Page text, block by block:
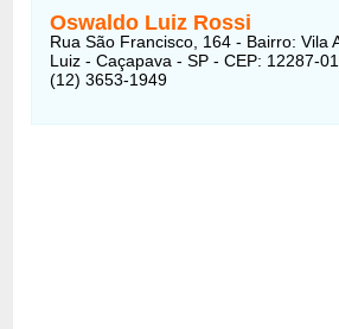
Oswaldo Luiz Rossi
Rua São Francisco, 164 - Bairro: Vila
Luiz - Caçapava - SP - CEP: 12287-
(12) 3653-1949